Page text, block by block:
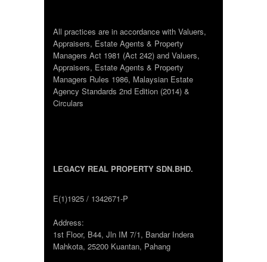
All practices are in accordance with Valuers,
Appraisers, Estate Agents & Property
Managers Act 1981 (Act 242) and Valuers,
Appraisers, Estate Agents & Property
Managers Rules 1986, Malaysian Estate
Agency Standards 2nd Edition (2014) &
Circulars
LEGACY REAL PROPERTY SDN.BHD.
E(1)1925 / 1342671-P
Address:
1st Floor, B44, Jln IM 7/1, Bandar Indera
Mahkota, 25200 Kuantan, Pahang